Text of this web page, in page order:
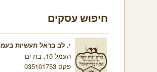
חיפוש עסקים
י. לב בראל תעשיות בעמ
העמל 10, בת ים
פקס 035101753